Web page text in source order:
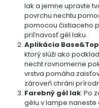
lak a jemne upravte
povrchu nechtu
pomocou čistiaceho
priľnavosť gél laku.
Aplikácia Base&Top
ktorý slúži ako
necht rovnomerne
vrstva pomáha
zároveň chráni
Farebný gél lak: Po
gélu v lampe naneste